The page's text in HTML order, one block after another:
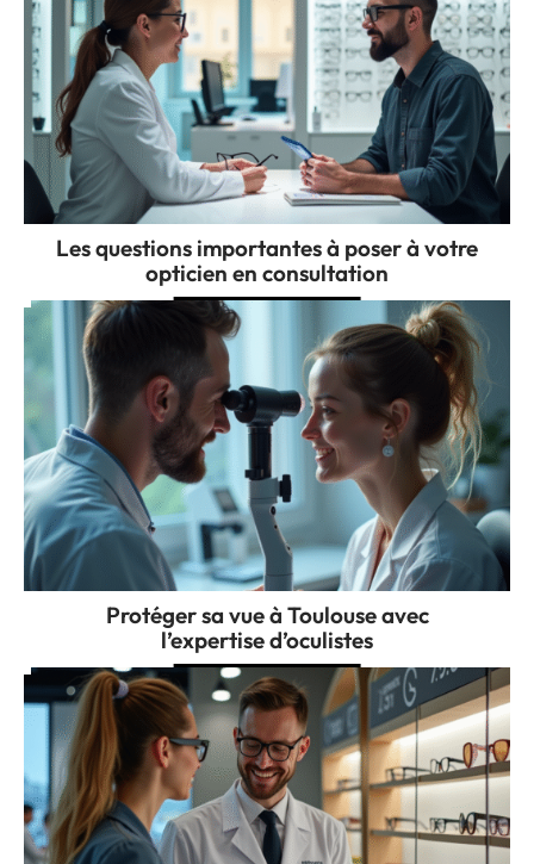
Les questions importantes à poser à votre
opticien en consultation
Protéger sa vue à Toulouse avec
l’expertise d’oculistes